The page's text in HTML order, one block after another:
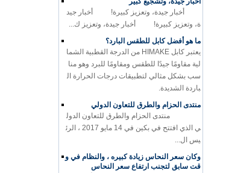
أخبار جيدة، وتعزيز كبيرة! أخبار جيد
ة، وتعزيز كبيرة! أخبار جيدة، وتعزيز ك...
ما هو أفضل كابل للطقس البارد؟
يعتبر كابل HIMAKE من الدرجة القطبية الشما
لية مقاومًا جيدًا للطقس ومقاومًا للبرد وهو منا
سب بشكل مثالي لتطبيقات درجات الحرارة ال
باردة الشديدة.
منتدى الحزام والطرق للتعاون الدولي
منتدى الحزام والطرق للتعاون الدول
ي الذي افتتح في بكين في 14 مايو 2017 ، الرئ
يس ال...
وكان سعر النحاس زيادة كبيره ، والنظام في و
قت سابق لتجنب ارتفاع سعر النحاس